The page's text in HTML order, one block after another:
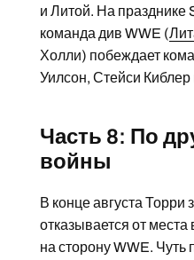
и Литой. На празднике
команда див WWE (
Холли) побеждает
Уилсон, Стейси Киблер
Часть 8: По
войны
В конце августа Торри
отказывается от
на сторону WWE.